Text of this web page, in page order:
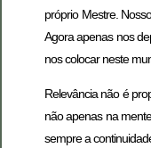
próprio Mestre.
Agora apenas nos
nos colocar neste
Relevância não é
não apenas na
sempre a